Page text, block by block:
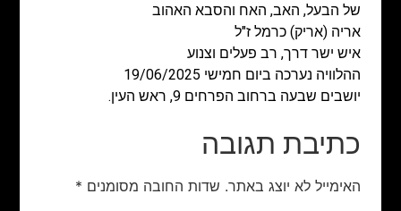
של הבעל, האב, האח והסבא האהוב
אריה (אריק) כרמל ז"ל
איש ישר דרך, רב פעלים וצנוע
ההלוויה נערכה ביום חמישי 19/06/2025
יושבים שבעה ברחוב הפרחים 9, ראש העין.
כתיבת תגובה
האימייל לא יוצג באתר. שדות החובה מסומנים *